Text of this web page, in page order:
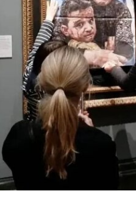
的涟漪不断向外扩散。”
福蒂于1935年3月25日
个犹太家庭。三年后，
里尼（Benito Mussolini
公民身份时，福蒂全家逃
矶。她曾进入俄勒冈州波
College）就读，但中途退
念艺术家罗伯特·莫里斯
山。在那里，她先后于
（Halprin-Lathrop
（Dance Workshop of